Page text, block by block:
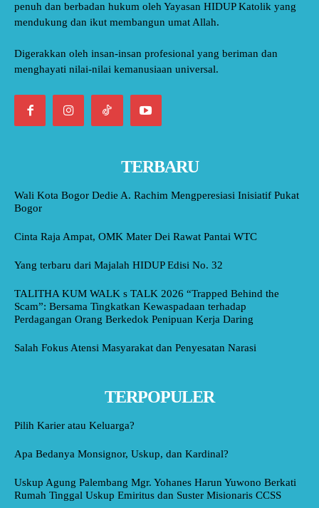
penuh dan berbadan hukum oleh Yayasan HIDUP Katolik yang
mendukung dan ikut membangun umat Allah.
Digerakkan oleh insan-insan profesional yang beriman dan
menghayati nilai-nilai kemanusiaan universal.
TERBARU
Wali Kota Bogor Dedie A. Rachim Mengperesiasi Inisiatif Pukat
Bogor
Cinta Raja Ampat, OMK Mater Dei Rawat Pantai WTC
Yang terbaru dari Majalah HIDUP Edisi No. 32
TALITHA KUM WALK s TALK 2026 “Trapped Behind the
Scam”: Bersama Tingkatkan Kewaspadaan terhadap
Perdagangan Orang Berkedok Penipuan Kerja Daring
Salah Fokus Atensi Masyarakat dan Penyesatan Narasi
TERPOPULER
Pilih Karier atau Keluarga?
Apa Bedanya Monsignor, Uskup, dan Kardinal?
Uskup Agung Palembang Mgr. Yohanes Harun Yuwono Berkati
Rumah Tinggal Uskup Emiritus dan Suster Misionaris CCSS